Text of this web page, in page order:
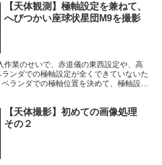
【天体観測】極軸設定を兼ねて、
へびつかい座球状星団M9を撮影
作業のせいで、赤道儀の東西設定や、高
ンダでの極軸設定が全くできていないた
ランダでの極軸位置を決めて、極軸設定
【天体撮影】初めての画像処理
その２